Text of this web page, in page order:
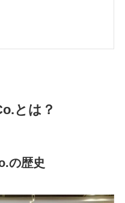
とは？
の歴史